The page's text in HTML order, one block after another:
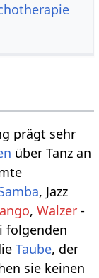
prägt sehr
über Tanz an
, Jazz
,Walzer -
folgenden
Taube, der
sie keinen